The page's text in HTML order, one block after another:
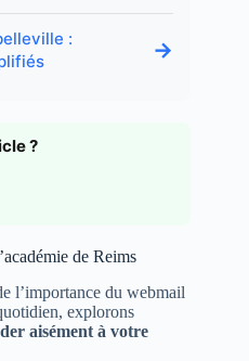
:
→
?
de Reims
l’importance du webmail
explorons
aisément à votre